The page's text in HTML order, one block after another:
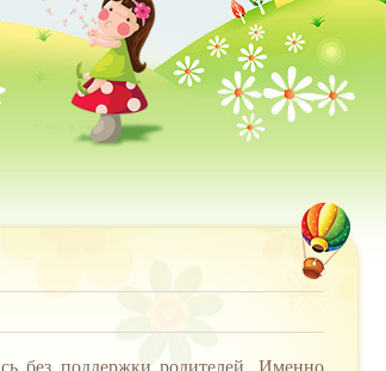
без поддержки родителей. Именно